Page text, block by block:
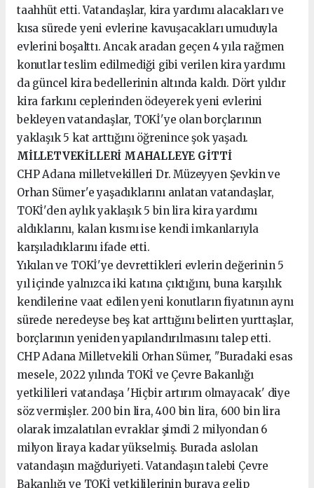
taahhüt etti. Vatandaşlar, kira yardımı alacakları ve
kısa sürede yeni evlerine kavuşacakları umuduyla
evlerini boşalttı. Ancak aradan geçen 4 yıla rağmen
konutlar teslim edilmediği gibi verilen kira yardımı
da güncel kira bedellerinin altında kaldı. Dört yıldır
kira farkını ceplerinden ödeyerek yeni evlerini
bekleyen vatandaşlar, TOKİ'ye olan borçlarının
yaklaşık 5 kat arttığını öğrenince şok yaşadı.
MİLLETVEKİLLERİ MAHALLEYE GİTTİ
CHP Adana milletvekilleri Dr. Müzeyyen Şevkin ve
Orhan Sümer'e yaşadıklarını anlatan vatandaşlar,
TOKİ'den aylık yaklaşık 5 bin lira kira yardımı
aldıklarını, kalan kısmı ise kendi imkanlarıyla
karşıladıklarını ifade etti.
Yıkılan ve TOKİ'ye devrettikleri evlerin değerinin 5
yıl içinde yalnızca iki katına çıktığını, buna karşılık
kendilerine vaat edilen yeni konutların fiyatının aynı
sürede neredeyse beş kat arttığını belirten yurttaşlar,
borçlarının yeniden yapılandırılmasını talep etti.
CHP Adana Milletvekili Orhan Sümer, "Buradaki esas
mesele, 2022 yılında TOKİ ve Çevre Bakanlığı
yetkilileri vatandaşa 'Hiçbir artırım olmayacak' diye
söz vermişler. 200 bin lira, 400 bin lira, 600 bin lira
olarak imzalatılan evraklar şimdi 2 milyondan 6
milyon liraya kadar yükselmiş. Burada aslolan
vatandaşın mağduriyeti. Vatandaşın talebi Çevre
Bakanlığı ve TOKİ yetkililerinin buraya gelip